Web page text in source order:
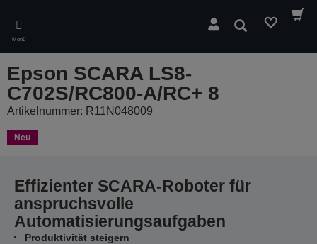
main
content
Menü
Suchen
Epson SCARA LS8-
C702S/RC800-A/RC+ 8
Artikelnummer: R11N048009
Neu
Effizienter SCARA-Roboter für
anspruchsvolle
Automatisierungsaufgaben
Produktivität steigern